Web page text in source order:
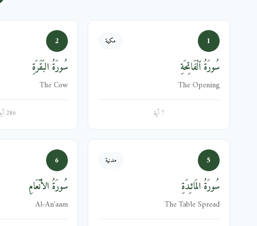
1 مكية
سُورَةُ ٱلْفَاتِحَةِ
The Opening
7 آية
2
سُورَةُ البَقَرَةِ
The Cow
286 آية
5 مدنية
سُورَةُ المَائـِدَةِ
The Table Spread
6
سُورَةُ الأَنۡعَامِ
Al-An'aam